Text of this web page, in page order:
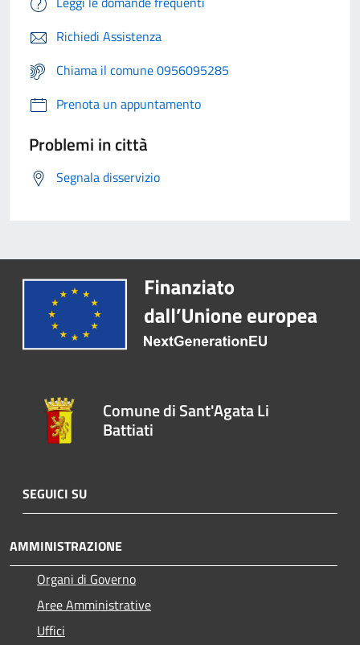
Richiedi Assistenza
Chiama il comune 0956095285
Prenota un appuntamento
Problemi in città
Segnala disservizio
Comune di Sant'Agata Li
Battiati
SEGUICI SU
AMMINISTRAZIONE
Organi di Governo
Aree Amministrative
Uffici